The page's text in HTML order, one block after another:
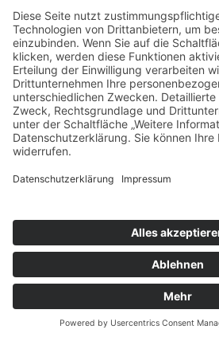
Newsletter
FAQ
Schlagworte
Datenschutz
Impressum
Copyright © 2022–2026
Spass by 2increase.
vorbehalten.